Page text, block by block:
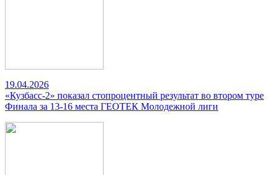
19.04.2026
«Кузбасс-2» показал стопроцентный результат во втором туре
Финала за 13-16 места ГЕОТЕК Молодежной лиги